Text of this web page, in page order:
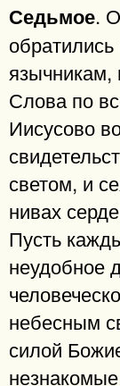
Седьмое.
язычникам,
Слова по
Иисусово
светом, и
нивах
Пусть
неудобное
небесным
силой